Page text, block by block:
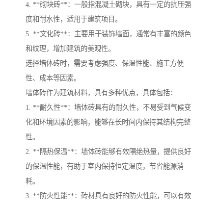
4. **砌块砖**：一般指混凝土砌块，具有一定的抗压强
度和耐水性，适用于建筑项目。
5. **文化砖**：主要用于装饰墙面，通常有丰富的颜色
和纹理，增加建筑的美观性。
选择墙体砖时，需要考虑强度、保温性能、施工方便
性、成本等因素。
墙体砖作为建筑材料，具有多种优点，具体包括：
1. **耐久性**：墙体砖具有的耐久性，不易受到气候变
化和环境因素的影响，能够在长时间内保持其结构完整
性。
2. **隔热保温**：墙体砖能够有效隔绝热量，提供良好
的保温性能，有助于室内保持恒定温度，节省能源消
耗。
3. **防火性能**：砖材具有良好的防火性能，可以有效